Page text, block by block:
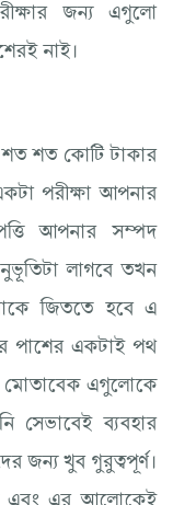
জন্য এগুলো
নাই।
শত কোটি টাকার
পরীক্ষা আপনার
আপনার সম্পদ
লাগবে তখন
জিততে হবে এ
পাশের একটাই পথ
মোতাবেক এগুলোকে
সেভাবেই ব্যবহার
জন্য খুব গুরুত্বপূর্ণ।
এবং এর আলোকেই